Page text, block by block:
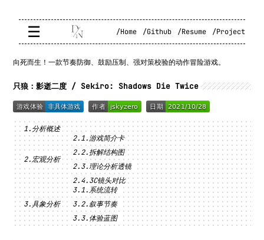
☰ /Home /Github /Resume /Project
向死而生！一款节奏防御、鼓励压制、强对策校验的动作冒险游戏。
只狼：影逝二度 / Sekiro: Shadows Die Twice
分析概述
宏观分析
游戏简介卡
拆解结构图
理论分析透镜
3C镜头对比
具象分析
系统流转
叙事节奏
体验蓝图